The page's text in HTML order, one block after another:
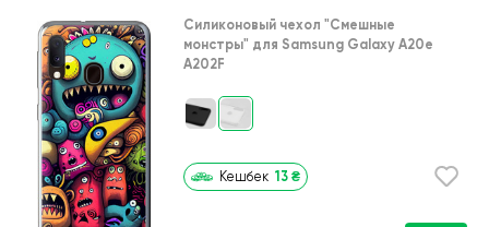
Силиконовый чехол "Cмешные
монстры" для Samsung Galaxy A20e
A202F
Кешбек 13 ₴